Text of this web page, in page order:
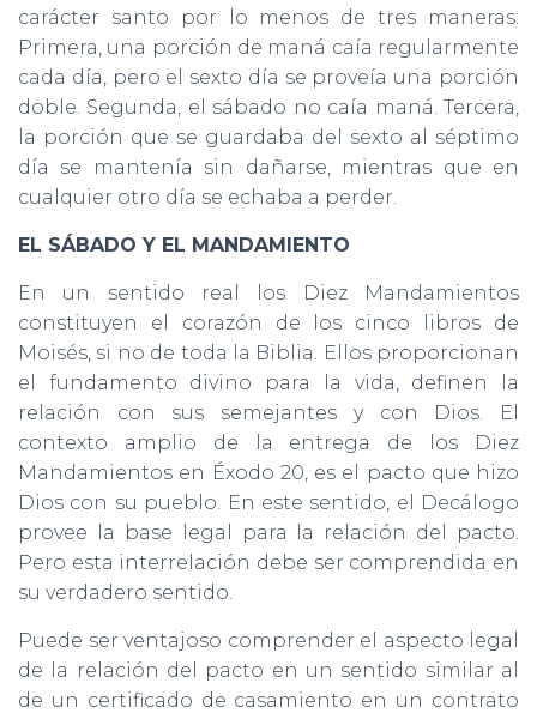
carácter santo por lo menos de tres maneras:
Primera, una porción de maná caía regularmente
cada día, pero el sexto día se proveía una porción
doble. Segunda, el sábado no caía maná. Tercera,
la porción que se guardaba del sexto al séptimo
día se mantenía sin dañarse, mientras que en
cualquier otro día se echaba a perder.
EL SÁBADO Y EL MANDAMIENTO
En un sentido real los Diez Mandamientos
constituyen el corazón de los cinco libros de
Moisés, si no de toda la Biblia. Ellos proporcionan
el fundamento divino para la vida, definen la
relación con sus semejantes y con Dios. El
contexto amplio de la entrega de los Diez
Mandamientos en Éxodo 20, es el pacto que hizo
Dios con su pueblo. En este sentido, el Decálogo
provee la base legal para la relación del pacto.
Pero esta interrelación debe ser comprendida en
su verdadero sentido.
Puede ser ventajoso comprender el aspecto legal
de la relación del pacto en un sentido similar al
de un certificado de casamiento en un contrato